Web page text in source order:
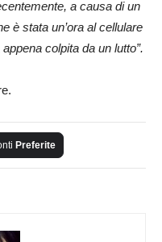
a causa di un
è stata un’ora al cellulare
colpita da un lutto”.
Preferite